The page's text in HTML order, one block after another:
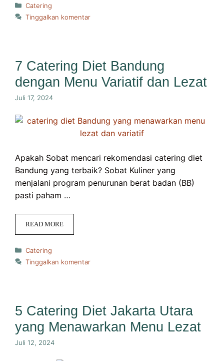
Kategori
Catering
Tinggalkan komentar
7 Catering Diet Bandung
dengan Menu Variatif dan Lezat
Juli 17, 2024
Apakah Sobat mencari rekomendasi catering diet
Bandung yang terbaik? Sobat Kuliner yang
menjalani program penurunan berat badan (BB)
pasti paham …
READ MORE
Kategori
Catering
Tinggalkan komentar
5 Catering Diet Jakarta Utara
yang Menawarkan Menu Lezat
Juli 12, 2024